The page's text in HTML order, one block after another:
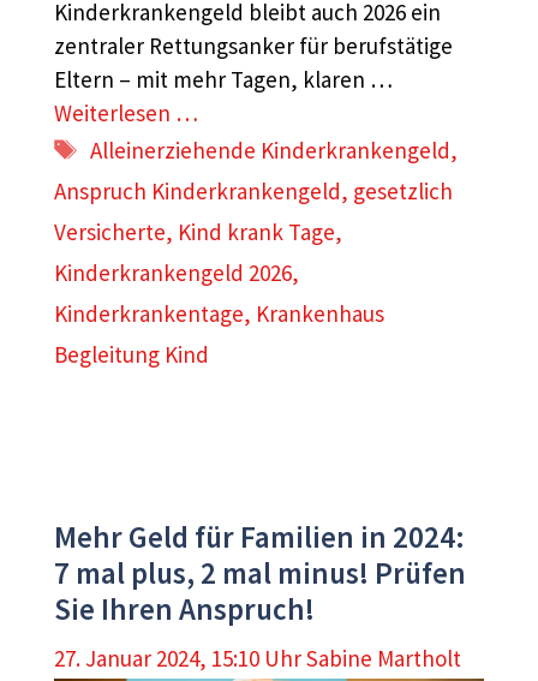
Kinderkrankengeld bleibt auch 2026 ein
zentraler Rettungsanker für berufstätige
Eltern – mit mehr Tagen, klaren …
Weiterlesen …
Schlagwörter
Alleinerziehende Kinderkrankengeld,
Anspruch Kinderkrankengeld, gesetzlich
Versicherte, Kind krank Tage,
Kinderkrankengeld 2026,
Kinderkrankentage, Krankenhaus
Begleitung Kind
Mehr Geld für Familien in 2024:
7 mal plus, 2 mal minus! Prüfen
Sie Ihren Anspruch!
27. Januar 2024, 15:10 UhrSabine Martholt